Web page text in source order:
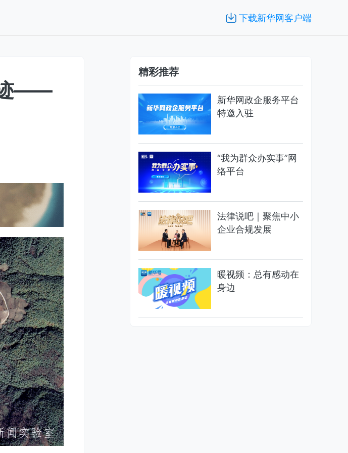
下载新华网客户端
迹——
精彩推荐
新华网政企服务平台
特邀入驻
“我为群众办实事”网
络平台
法律说吧｜聚焦中小
企业合规发展
暖视频：总有感动在
身边